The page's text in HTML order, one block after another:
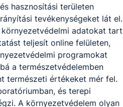
hasznosítási területen
tevékenységeket lát el.
adatokat tart
teljesít online felületen,
programokat
a természetvédelemben
természeti értékeket mér fel.
és terepi
A környezetvédelem olyan